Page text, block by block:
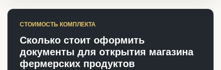
СТОИМОСТЬ КОМПЛЕКТА
Сколько стоит оформить
документы для открытия магазина
фермерских продуктов